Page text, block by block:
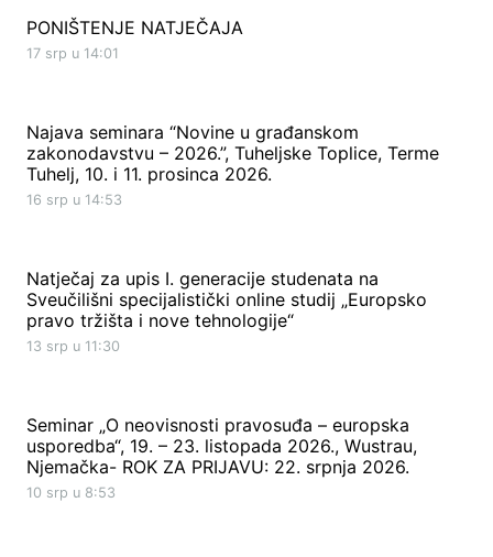
PONIŠTENJE NATJEČAJA
17 srp u 14:01
Najava seminara “Novine u građanskom
zakonodavstvu – 2026.”, Tuheljske Toplice, Terme
Tuhelj, 10. i 11. prosinca 2026.
16 srp u 14:53
Natječaj za upis I. generacije studenata na
Sveučilišni specijalistički online studij „Europsko
pravo tržišta i nove tehnologije“
13 srp u 11:30
Seminar „O neovisnosti pravosuđa – europska
usporedba“, 19. – 23. listopada 2026., Wustrau,
Njemačka- ROK ZA PRIJAVU: 22. srpnja 2026.
10 srp u 8:53